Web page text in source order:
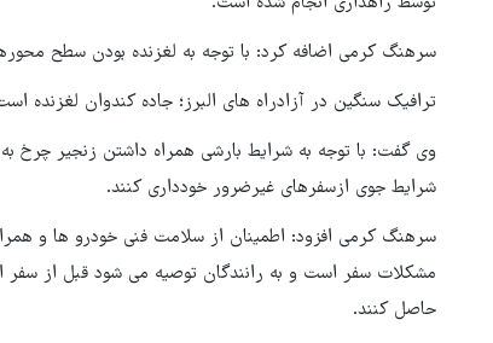
سرهنگ کرمی اضافه کرد: با توجه به لغزنده بودن سطح
ترافیک سنگین در آزادراه های البرز؛ جاده کندوان لغزنده
وی گفت: با توجه به شرایط بارشی همراه داشتن زنجیر چرخ
شرایط جوی ازسفرهای غیرضرور خودداری کنند.
سرهنگ کرمی افزود: اطمینان از سلامت فنی خودرو ها و
مشکلات سفر است و به رانندگان توصیه می شود قبل از
حاصل کنند.
هماهنگی محور مقاومت،
در منطقه درمانده